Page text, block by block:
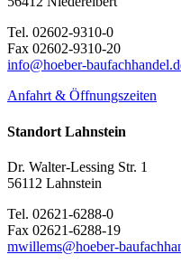
Tel. 02602-9310-0
Fax 02602-9310-20
info@hoeber-
Anfahrt & Öffnungszeiten
Standort Lahnstein
Dr. Walter-Lessing Str. 1
56112 Lahnstein
Tel. 02621-6288-0
Fax 02621-6288-19
mwillems@hoeber-